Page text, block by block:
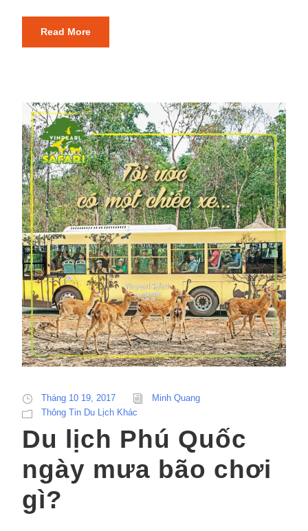
Read More
Tháng 10 19, 2017
Minh Quang
Thông Tin Du Lịch Khác
Du lịch Phú Quốc
ngày mưa bão chơi
gì?